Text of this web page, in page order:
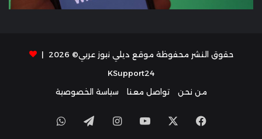
حقوق النشر محفوظة موقع ديلي نيوز عربي© 2026 |
KSupport24
من نحن
تواصل معنا سياسة الخصوصية
فيسبوك يوتيوبانستقرامتيلقرامواتساب